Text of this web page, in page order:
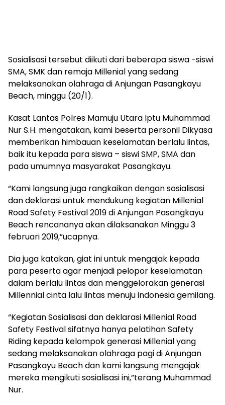
Sosialisasi tersebut diikuti dari beberapa siswa -siswi
SMA, SMK dan remaja Millenial yang sedang
melaksanakan olahraga di Anjungan Pasangkayu
Beach, minggu (20/1).
Kasat Lantas Polres Mamuju Utara Iptu Muhammad
Nur S.H. mengatakan, kami beserta personil Dikyasa
memberikan himbauan keselamatan berlalu lintas,
baik itu kepada para siswa – siswi SMP, SMA dan
pada umumnya masyarakat Pasangkayu.
“Kami langsung juga rangkaikan dengan sosialisasi
dan deklarasi untuk mendukung kegiatan Millenial
Road Safety Festival 2019 di Anjungan Pasangkayu
Beach rencananya akan dilaksanakan Minggu 3
februari 2019,”ucapnya.
Dia juga katakan, giat ini untuk mengajak kepada
para peserta agar menjadi pelopor keselamatan
dalam berlalu lintas dan menggelorakan generasi
Millennial cinta lalu lintas menuju indonesia gemilang.
“Kegiatan Sosialisasi dan deklarasi Millenial Road
Safety Festival sifatnya hanya pelatihan Safety
Riding kepada kelompok generasi Millenial yang
sedang melaksanakan olahraga pagi di Anjungan
Pasangkayu Beach dan kami langsung mengajak
mereka mengikuti sosialisasi ini,”terang Muhammad
Nur.